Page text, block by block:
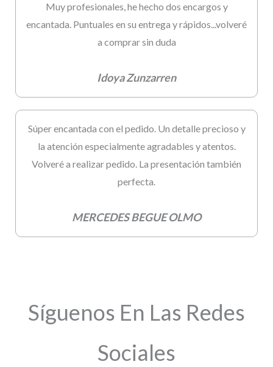
Muy profesionales, he hecho dos encargos y
encantada. Puntuales en su entrega y rápidos...volveré
a comprar sin duda
Idoya Zunzarren
Súper encantada con el pedido. Un detalle precioso y
la atención especialmente agradables y atentos.
Volveré a realizar pedido. La presentación también
perfecta.
MERCEDES BEGUE OLMO
Síguenos En Las Redes
Sociales